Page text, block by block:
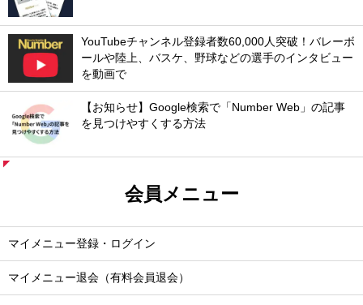
YouTubeチャンネル登録者数60,000人突破！バレーボ
ールや陸上、バスケ、野球などの選手のインタビュー
を動画で
【お知らせ】Google検索で「Number Web」の記事
を見つけやすくする方法
会員メニュー
マイメニュー登録・ログイン
マイメニュー退会（有料会員退会）